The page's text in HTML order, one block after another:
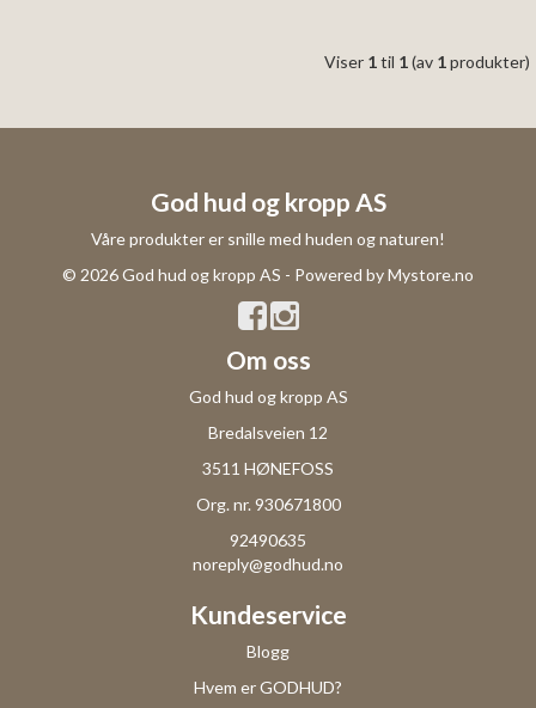
Viser 1til 1(av 1produkter)
God hud og kropp AS
Våre produkter er snille med huden og naturen!
© 2026 God hud og kropp AS - Powered byMystore.no
Om oss
God hud og kropp AS
Bredalsveien 12
3511 HØNEFOSS
Org. nr. 930671800
92490635
noreply@godhud.no
Kundeservice
Blogg
Hvem er GODHUD?